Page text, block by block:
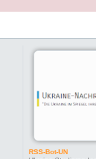
RSS-Bot-UN